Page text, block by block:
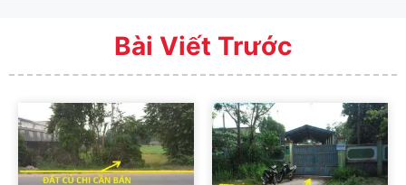
Bài Viết Trước